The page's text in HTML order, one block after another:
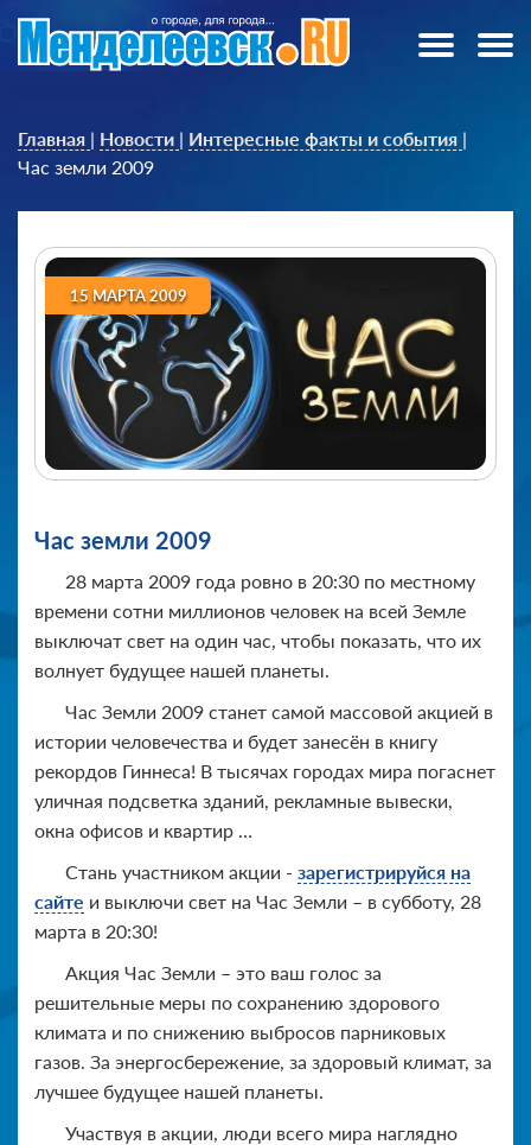
Главная | Новости | Интересные факты и события |
Час земли 2009
15 МАРТА 2009
Час земли 2009
28 марта 2009 года ровно в 20:30 по местному
времени сотни миллионов человек на всей Земле
выключат свет на один час, чтобы показать, что их
волнует будущее нашей планеты.
Час Земли 2009 станет самой массовой акцией в
истории человечества и будет занесён в книгу
рекордов Гиннеса! В тысячах городах мира погаснет
уличная подсветка зданий, рекламные вывески,
окна офисов и квартир …
Стань участником акции - зарегистрируйся на
сайте и выключи свет на Час Земли – в субботу, 28
марта в 20:30!
Акция Час Земли – это ваш голос за
решительные меры по сохранению здорового
климата и по снижению выбросов парниковых
газов. За энергосбережение, за здоровый климат, за
лучшее будущее нашей планеты.
Участвуя в акции, люди всего мира наглядно